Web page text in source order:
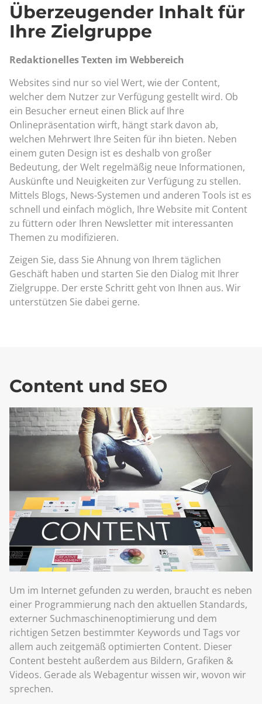
Überzeugender Inhalt für
Ihre Zielgruppe
Redaktionelles Texten im Webbereich
Websites sind nur so viel Wert, wie der Content,
welcher dem Nutzer zur Verfügung gestellt wird. Ob
ein Besucher erneut einen Blick auf Ihre
Onlinepräsentation wirft, hängt stark davon ab,
welchen Mehrwert Ihre Seiten für ihn bieten. Neben
einem guten Design ist es deshalb von großer
Bedeutung, der Welt regelmäßig neue Informationen,
Auskünfte und Neuigkeiten zur Verfügung zu stellen.
Mittels Blogs, News-Systemen und anderen Tools ist es
schnell und einfach möglich, Ihre Website mit Content
zu füttern oder Ihren Newsletter mit interessanten
Themen zu modifizieren.
Zeigen Sie, dass Sie Ahnung von Ihrem täglichen
Geschäft haben und starten Sie den Dialog mit Ihrer
Zielgruppe. Der erste Schritt geht von Ihnen aus. Wir
unterstützen Sie dabei gerne.
Content und SEO
Um im Internet gefunden zu werden, braucht es neben
einer Programmierung nach den aktuellen Standards,
externer Suchmaschinenoptimierung und dem
richtigen Setzen bestimmter Keywords und Tags vor
allem auch zeitgemäß optimierten Content. Dieser
Content besteht außerdem aus Bildern, Grafiken &
Videos. Gerade als Webagentur wissen wir, wovon wir
sprechen.